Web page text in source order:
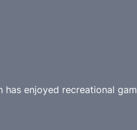
enjoyed recreational